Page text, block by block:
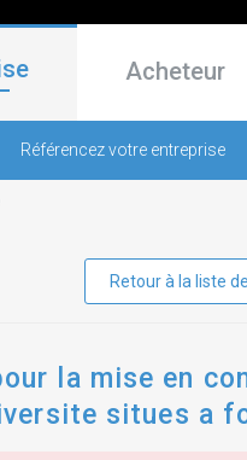
Acheteur
Référencez votre entreprise
Retour à la liste
la mise en
situes a